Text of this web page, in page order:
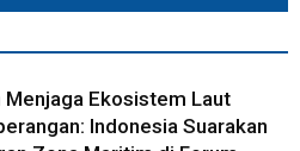
Menjaga Ekosistem Laut
Indonesia Suarakan